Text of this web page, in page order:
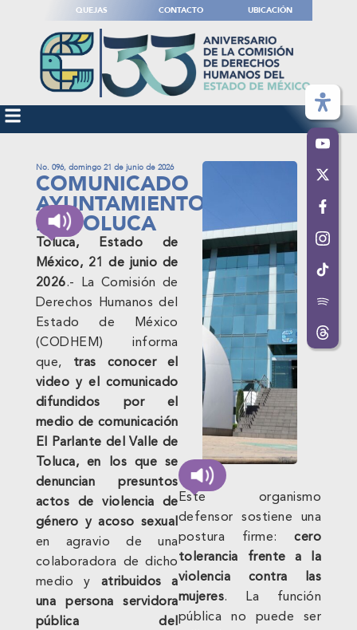
QUEJAS CONTACTO UBICACIÓN
No. 096, domingo 21 de junio de 2026
COMUNICADO
AYUNTAMIENTO
DE TOLUCA
Toluca, Estado de
México, 21 de junio de
2026.- La Comisión de
Derechos Humanos del
Estado de México
(CODHEM) informa
que, tras conocer el
video y el comunicado
difundidos por el
medio de comunicación
El Parlante del Valle de
Toluca, en los que se
denuncian presuntos
actos de violencia de
género y acoso sexual
en agravio de una
colaboradora de dicho
medio y atribuidos a
una persona servidora
pública del
Este organismo
defensor sostiene una
postura firme:cero
tolerancia frente a la
violencia contra las
mujeres. La función
pública no puede ser